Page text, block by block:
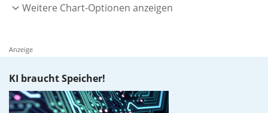
Weitere Chart-Optionen anzeigen
Anzeige
KI braucht Speicher!